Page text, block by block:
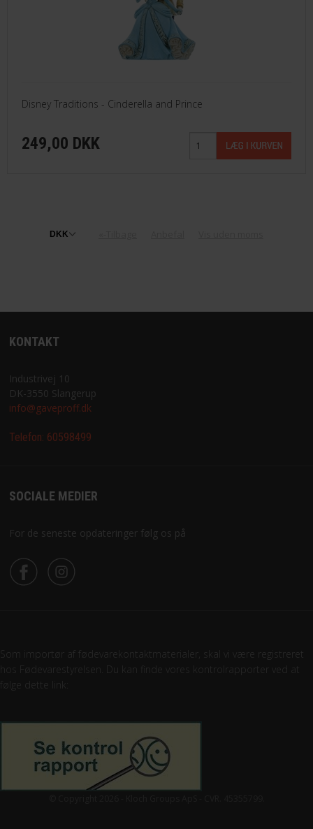
Disney Traditions - Cinderella and Prince
249,00 DKK
KONTAKT
Industrivej 10
DK-3550 Slangerup
info@gaveproff.dk
Telefon: 60598499
SOCIALE MEDIER
For de seneste opdateringer følg os på
Som importør af fødevarekontaktmaterialer, skal vi være registreret
hos Fødevarestyrelsen. Du kan finde vores kontrolrapporter ved at
følge dette link: